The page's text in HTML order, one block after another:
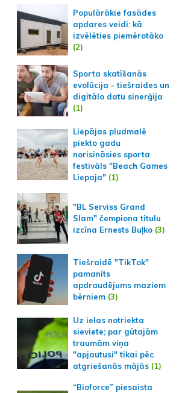
Populārākie fasādes
apdares veidi: kā
izvēlēties piemērotāko
(2)
Sporta skatīšanās
evolūcija - tiešraides un
digitālo datu sinerģija
(1)
Liepājas pludmalē
piekto gadu
norisināsies sporta
festivāls "Beach Games
Liepaja"(1)
"BL Serviss Grand
Slam" čempiona titulu
izcīna Ernests Buļko(3)
Tiešraidē "TikTok"
pamanīts
apdraudējums maziem
bērniem(3)
Uz ielas notriekta
sieviete; par gūtajām
traumām viņa
"apjautusi" tikai pēc
atgriešanās mājās(1)
“Bioforce” piesaista